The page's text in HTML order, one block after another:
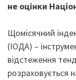
не оцінки
Щомісячний
(ІОДА) –
відстеження
розраховується